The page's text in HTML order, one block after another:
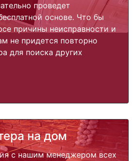
проведет
основе. Что бы
причины неисправности и
не придется повторно
для поиска других
на дом
с нашим менеджером всех